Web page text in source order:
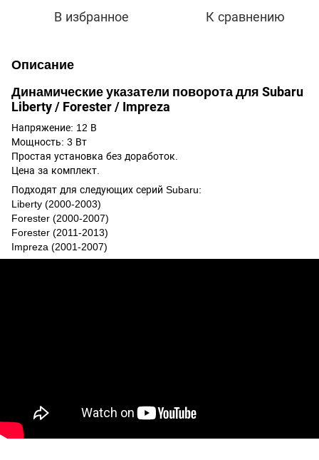
В избранное К сравнению
Описание
Динамические указатели поворота для Subaru
Liberty / Forester / Impreza
Напряжение: 12 В
Мощность: 3 Вт
Простая установка без доработок.
Цена за комплект.
Подходят для следующих серий Subaru:
Liberty (2000-2003)
Forester (2000-2007)
Forester (2011-2013)
Impreza (2001-2007)